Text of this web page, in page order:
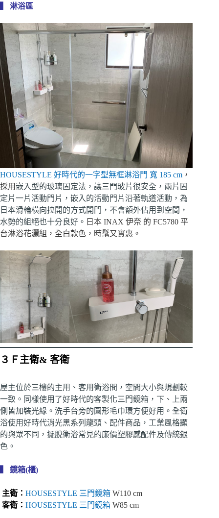
▍ 淋浴區
HOUSESTYLE 好時代的一字型無框淋浴門 寬 185 cm ，
採用嵌入型的玻璃固定法，讓三門玻片很安全，兩片固
定片一片活動門片，嵌入的活動門片沿著軌道活動，為
日本滑輪橫向拉開的方式開門，不會額外佔用到空間，
水勢的組絕也十分良好。 日本 INAX 伊奈 的 FC5780 平
台淋浴花灑組，全白款色，時髦又實惠。
３Ｆ主衛& 客衛
屋主位於三樓的主用、客用衛浴間，空間大小與規劃較
一致。同樣使用了好時代的客製化三門鏡箱，下、上兩
側皆加裝光緣。洗手台旁的圓形毛巾環方便好用。全衛
浴使用好時代消光黑系列龍頭、配件商品，工業風格顯
的與眾不同，擺脫衛浴常見的廉價塑膠感配件及傳統銀
色。
▍ 鏡箱(櫃)
主衛： HOUSESTYLE 三門鏡箱 W110 cm
客衛： HOUSESTYLE 三門鏡箱 W85 cm